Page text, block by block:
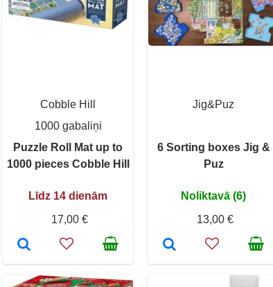
Cobble Hill
1000 gabaliņi
Puzzle Roll Mat up to
1000 pieces Cobble Hill
Līdz 14 dienām
17,00 €
Jig&Puz
6 Sorting boxes Jig &
Puz
Noliktavā (6)
13,00 €